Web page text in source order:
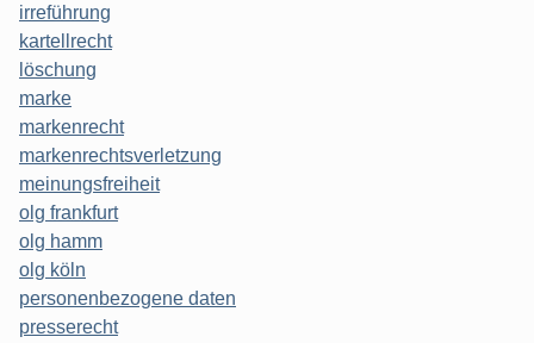
irreführung
kartellrecht
löschung
marke
markenrecht
markenrechtsverletzung
meinungsfreiheit
olg frankfurt
olg hamm
olg köln
personenbezogene daten
presserecht